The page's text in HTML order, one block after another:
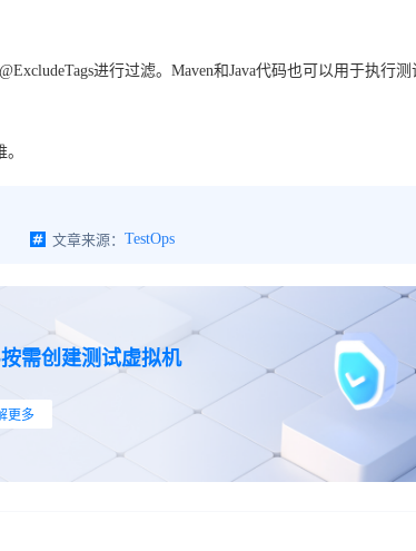
进行过滤。Maven和Java代码也可以用于执行测
文章来源： TestOps
需创建测试虚拟机
更多